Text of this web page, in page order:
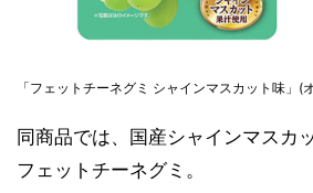
「フェットチーネグミ シャインマスカット味」(
同商品では、国産シャインマスカ
フェットチーネグミ。